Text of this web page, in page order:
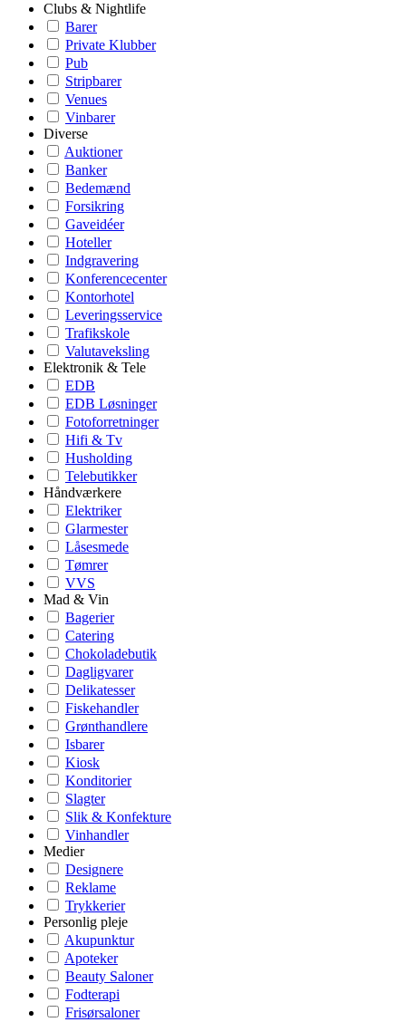
Clubs & Nightlife
Barer
Private Klubber
Pub
Stripbarer
Venues
Vinbarer
Diverse
Auktioner
Banker
Bedemænd
Forsikring
Gaveidéer
Hoteller
Indgravering
Konferencecenter
Kontorhotel
Leveringsservice
Trafikskole
Valutaveksling
Elektronik & Tele
EDB
EDB Løsninger
Fotoforretninger
Hifi & Tv
Husholding
Telebutikker
Håndværkere
Elektriker
Glarmester
Låsesmede
Tømrer
VVS
Mad & Vin
Bagerier
Catering
Chokoladebutik
Dagligvarer
Delikatesser
Fiskehandler
Grønthandlere
Isbarer
Kiosk
Konditorier
Slagter
Slik & Konfekture
Vinhandler
Medier
Designere
Reklame
Trykkerier
Personlig pleje
Akupunktur
Apoteker
Beauty Saloner
Fodterapi
Frisørsaloner